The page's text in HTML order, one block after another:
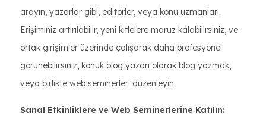
arayın, yazarlar gibi, editörler, veya konu uzmanları.
Erişiminiz artırılabilir, yeni kitlelere maruz kalabilirsiniz, ve
ortak girişimler üzerinde çalışarak daha profesyonel
görünebilirsiniz, konuk blog yazarı olarak blog yazmak,
veya birlikte web seminerleri düzenleyin.
Sanal Etkinliklere ve Web Seminerlerine Katılın: